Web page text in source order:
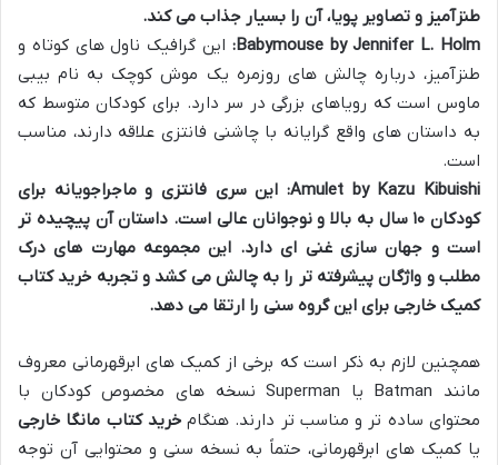
طنزآمیز و تصاویر پویا، آن را بسیار جذاب می کند.
Babymouse by Jennifer L. Holm: این گرافیک ناول های کوتاه و
طنزآمیز، درباره چالش های روزمره یک موش کوچک به نام بیبی
ماوس است که رویاهای بزرگی در سر دارد. برای کودکان متوسط که
به داستان های واقع گرایانه با چاشنی فانتزی علاقه دارند، مناسب
است.
Amulet by Kazu Kibuishi: این سری فانتزی و ماجراجویانه برای
کودکان ۱۰ سال به بالا و نوجوانان عالی است. داستان آن پیچیده تر
است و جهان سازی غنی ای دارد. این مجموعه مهارت های درک
مطلب و واژگان پیشرفته تر را به چالش می کشد و تجربه خرید کتاب
کمیک خارجی برای این گروه سنی را ارتقا می دهد.
همچنین لازم به ذکر است که برخی از کمیک های ابرقهرمانی معروف
مانند Batman یا Superman نسخه های مخصوص کودکان با
محتوای ساده تر و مناسب تر دارند. هنگامخرید کتاب مانگا خارجی
یا کمیک های ابرقهرمانی، حتماً به نسخه سنی و محتوایی آن توجه